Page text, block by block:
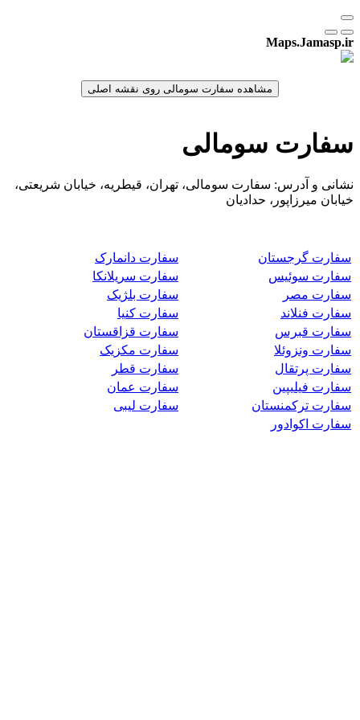
Maps.Jamasp.ir
سفارت سومالی
نشانی و آدرس: سفارت سومالی، تهران، قیطریه، خیابان شریعتی،
خیابان میرزاپور، حدادیان
سفارت گرجستان
سفارت دانمارک
سفارت سوئیس
سفارت سریلانکا
سفارت مصر
سفارت بلژیک
سفارت فنلاند
سفارت کنیا
سفارت قبرس
سفارت قزاقستان
سفارت ونزوئلا
سفارت مکزیک
سفارت پرتقال
سفارت قطر
سفارت فیلیپین
سفارت عمان
سفارت ترکمنستان
سفارت لیبی
سفارت اکوادور